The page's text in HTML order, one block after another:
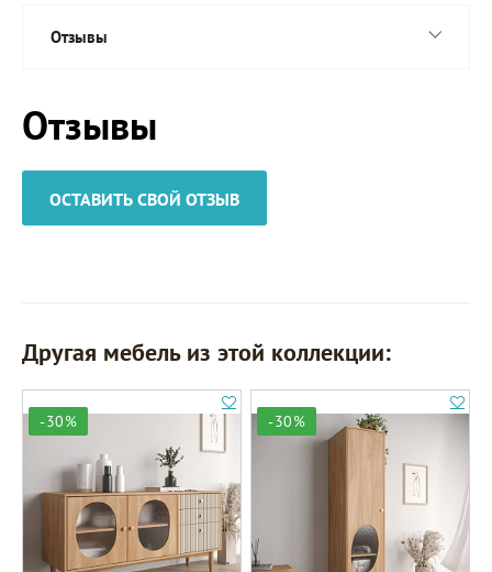
Отзывы
Отзывы
ОСТАВИТЬ СВОЙ ОТЗЫВ
Другая мебель из этой коллекции:
-30% -30%